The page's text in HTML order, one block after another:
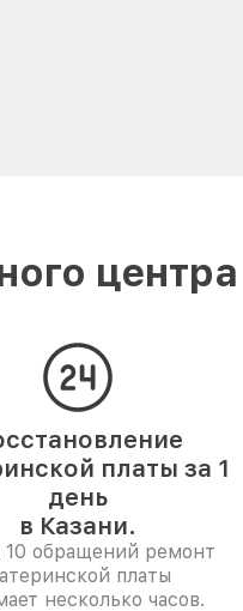
платы за 1
день
в Казани.
10 обращений ремонт
платы
несколько часов.